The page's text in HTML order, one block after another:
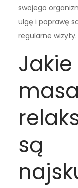
swojego
ulgę i poprawę
regularne wizyty.
są